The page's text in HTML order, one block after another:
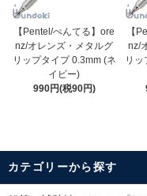
【Pentel/ぺんてる】ore
nz/オレンズ・メタルグ
リップタイプ 0.3mm (ネ
イビー)
990円(税90円)
【
nz/
リッ
カテゴリーから探す